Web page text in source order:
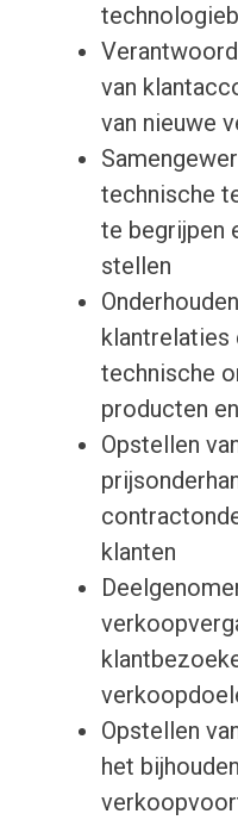
van
van nieuwe
technische
te begrijpen
stellen
klantrelaties
technische
producten
Opstellen
klanten
Opstellen
het